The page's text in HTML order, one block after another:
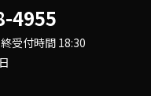
4955
受付時間 18:30